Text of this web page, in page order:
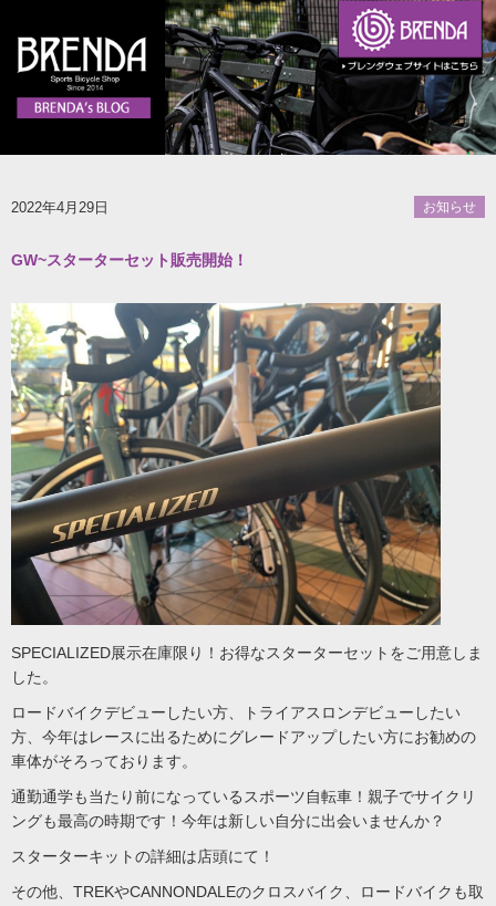
2022年4月29日 お知らせ
GW~スターターセット販売開始！
SPECIALIZED展示在庫限り！お得なスターターセットをご用意しま
した。
ロードバイクデビューしたい方、トライアスロンデビューしたい
方、今年はレースに出るためにグレードアップしたい方にお勧めの
車体がそろっております。
通勤通学も当たり前になっているスポーツ自転車！親子でサイクリ
ングも最高の時期です！今年は新しい自分に出会いませんか？
スターターキットの詳細は店頭にて！
その他、TREKやCANNONDALEのクロスバイク、ロードバイクも取